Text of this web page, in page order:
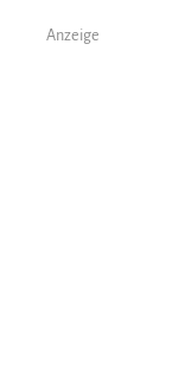
Anzeige